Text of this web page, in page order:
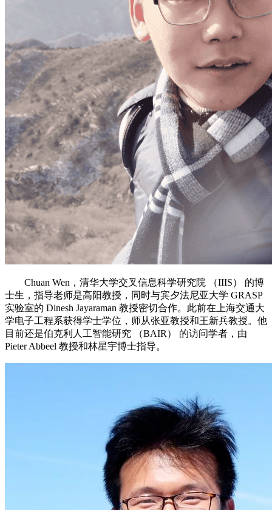
Chuan Wen，清华大学交叉信息科学研究院 （IIIS） 的博
士生，指导老师是高阳教授，同时与宾夕法尼亚大学 GRASP
实验室的 Dinesh Jayaraman 教授密切合作。此前在上海交通大
学电子工程系获得学士学位，师从张亚教授和王新兵教授。他
目前还是伯克利人工智能研究 （BAIR） 的访问学者，由
Pieter Abbeel 教授和林星宇博士指导。